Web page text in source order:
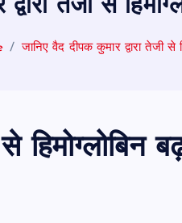
द्वारा तेजी से
जानिए वैद दीपक कुमार द्वारा तेजी
हिमोग्लोबिन